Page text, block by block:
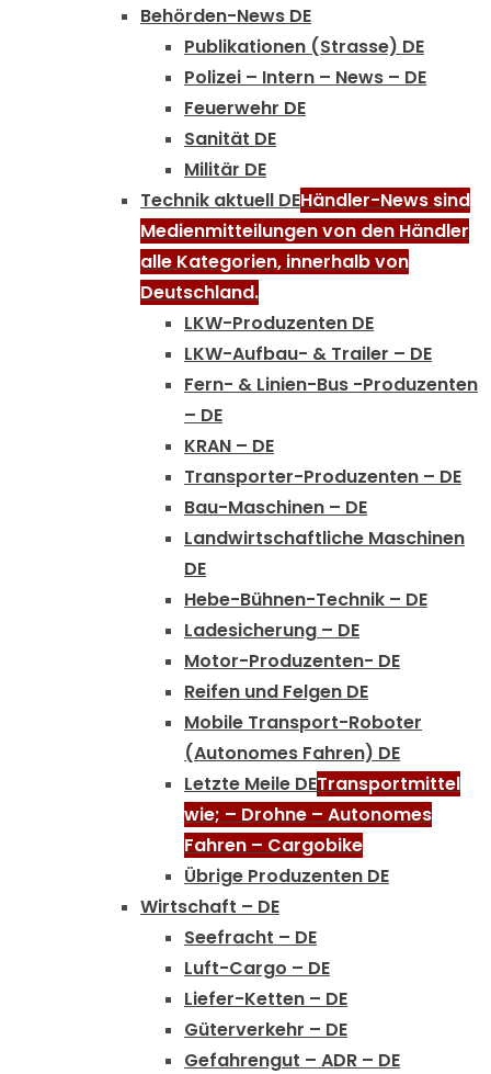
Behörden-News DE
Publikationen (Strasse) DE
Polizei – Intern – News – DE
Feuerwehr DE
Sanität DE
Militär DE
Technik aktuell DEHändler-News sind
Medienmitteilungen von den Händler
alle Kategorien, innerhalb von
Deutschland.
LKW-Produzenten DE
LKW-Aufbau- & Trailer – DE
Fern- & Linien-Bus -Produzenten
– DE
KRAN – DE
Transporter-Produzenten – DE
Bau-Maschinen – DE
Landwirtschaftliche Maschinen
DE
Hebe-Bühnen-Technik – DE
Ladesicherung – DE
Motor-Produzenten- DE
Reifen und Felgen DE
Mobile Transport-Roboter
(Autonomes Fahren) DE
Letzte Meile DETransportmittel
wie; – Drohne – Autonomes
Fahren – Cargobike
Übrige Produzenten DE
Wirtschaft – DE
Seefracht – DE
Luft-Cargo – DE
Liefer-Ketten – DE
Güterverkehr – DE
Gefahrengut – ADR – DE